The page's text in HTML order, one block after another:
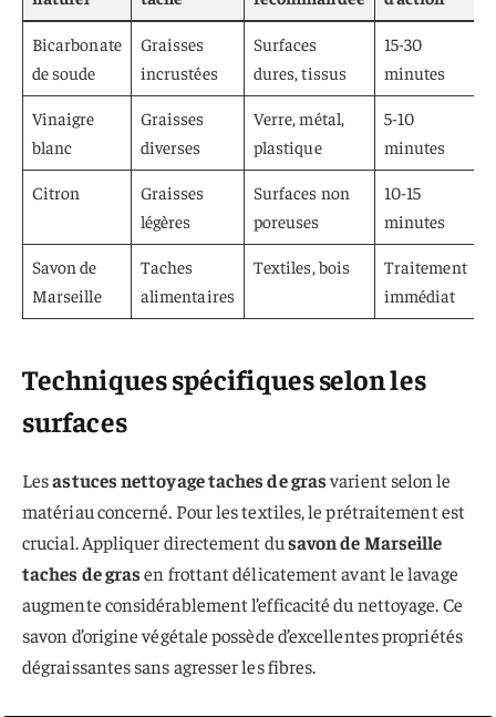
Bicarbonate
de soude
Graisses
incrustées
Surfaces
dures, tissus
15-30
minutes
Vinaigre
blanc
Graisses
diverses
Verre, métal,
plastique
5-10
minutes
Citron
Graisses
légères
Surfaces non
poreuses
10-15
minutes
Savon de
Marseille
Taches
alimentaires
Textiles, bois
Traitement
immédiat
Techniques spécifiques selon les
surfaces
Lesastuces nettoyage taches de grasvarient selon le
matériau concerné. Pour les textiles, le prétraitement est
crucial. Appliquer directement dusavon de Marseille
taches de grasen frottant délicatement avant le lavage
augmente considérablement l’efficacité du nettoyage. Ce
savon d’origine végétale possède d’excellentes propriétés
dégraissantes sans agresser les fibres.